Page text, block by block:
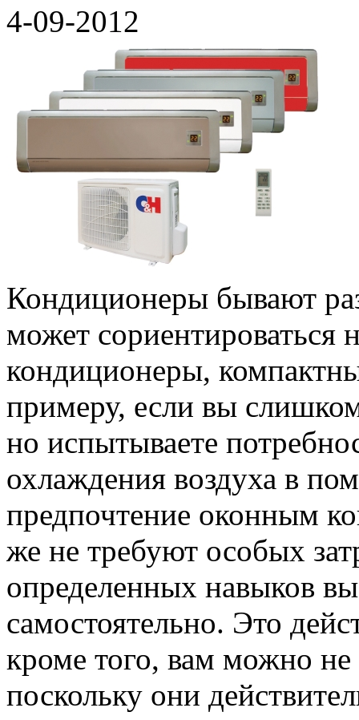
4-09-2012
Кондиционеры бывают
может
кондиционеры,
примеру, если вы
но испытываете
охлаждения воздуха в
предпочтение оконным
же не требуют особых
определенных навыков
самостоятельно. Это
кроме того, вам можно не
поскольку они